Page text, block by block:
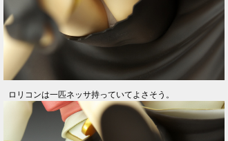
ロリコンは一匹ネッサ持っていてよさそう。